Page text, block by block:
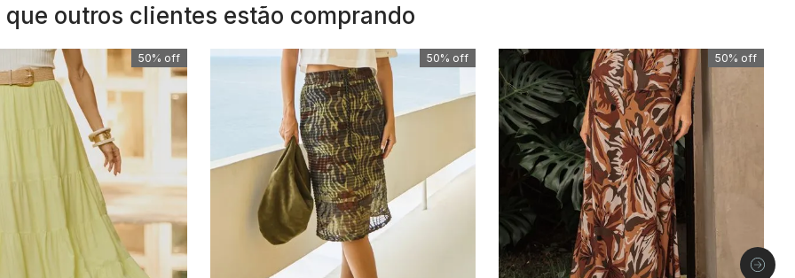
que outros clientes estão comprando
50% off 50% off 50% off
off